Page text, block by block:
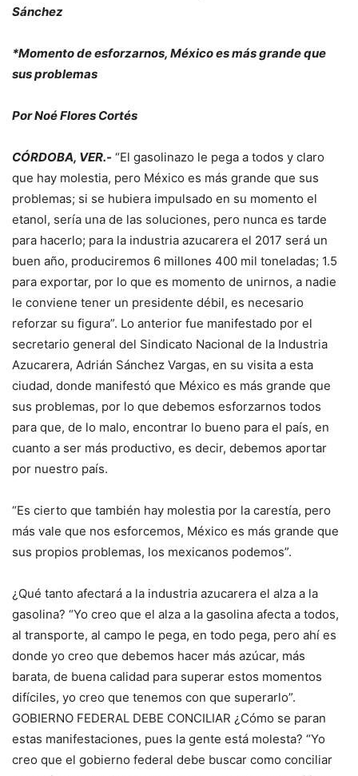
Sánchez
*Momento de esforzarnos, México es más grande que
sus problemas
Por Noé Flores Cortés
CÓRDOBA, VER.- “El gasolinazo le pega a todos y claro
que hay molestia, pero México es más grande que sus
problemas; si se hubiera impulsado en su momento el
etanol, sería una de las soluciones, pero nunca es tarde
para hacerlo; para la industria azucarera el 2017 será un
buen año, produciremos 6 millones 400 mil toneladas; 1.5
para exportar, por lo que es momento de unirnos, a nadie
le conviene tener un presidente débil, es necesario
reforzar su figura”. Lo anterior fue manifestado por el
secretario general del Sindicato Nacional de la Industria
Azucarera, Adrián Sánchez Vargas, en su visita a esta
ciudad, donde manifestó que México es más grande que
sus problemas, por lo que debemos esforzarnos todos
para que, de lo malo, encontrar lo bueno para el país, en
cuanto a ser más productivo, es decir, debemos aportar
por nuestro país.
“Es cierto que también hay molestia por la carestía, pero
más vale que nos esforcemos, México es más grande que
sus propios problemas, los mexicanos podemos”.
¿Qué tanto afectará a la industria azucarera el alza a la
gasolina? “Yo creo que el alza a la gasolina afecta a todos,
al transporte, al campo le pega, en todo pega, pero ahí es
donde yo creo que debemos hacer más azúcar, más
barata, de buena calidad para superar estos momentos
difíciles, yo creo que tenemos con que superarlo”.
GOBIERNO FEDERAL DEBE CONCILIAR ¿Cómo se paran
estas manifestaciones, pues la gente está molesta? “Yo
creo que el gobierno federal debe buscar como conciliar